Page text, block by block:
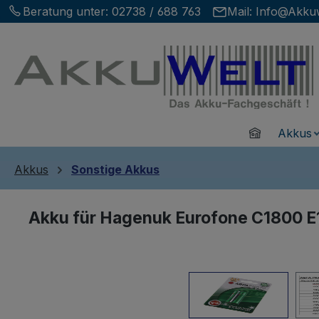
Hauptinhalt springen
Zur Suche springen
Zur Hauptnavigation springen
Beratung unter: 02738 / 688 763 Mail:
HomeAkkus
Akkus Sonstige Akkus
Akku für Hagenuk Eurofone C1800